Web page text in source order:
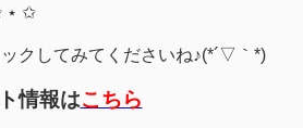
⋆ ✩
クしてみてくださいね♪(*´▽｀*)
情報はこちら